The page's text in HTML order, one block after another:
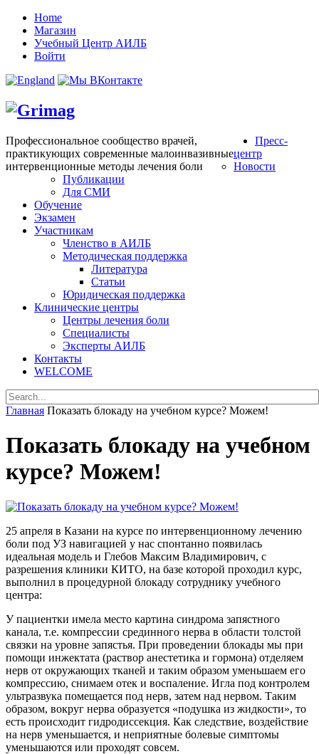
Home
Магазин
Учебный Центр АИЛБ
Войти
Профессиональное сообщество врачей,
практикующих современные малоинвазивные
интервенционные методы лечения боли
Пресс-
центр
Новости
Публикации
Для СМИ
Обучение
Экзамен
Участникам
Членство в АИЛБ
Методическая поддержка
Литература
Статьи
Юридическая поддержка
Клинические центры
Центры лечения боли
Специалисты
Эксперты АИЛБ
Контакты
WELCOME
Главная Показать блокаду на учебном курсе? Можем!
Показать блокаду на учебном
курсе? Можем!
25 апреля в Казани на курсе по интервенционному лечению
боли под УЗ навигацией у нас спонтанно появилась
идеальная модель и Глебов Максим Владимирович, с
разрешения клиники КИТО, на базе которой проходил курс,
выполнил в процедурной блокаду сотруднику учебного
центра:
У пациентки имела место картина синдрома запястного
канала, т.е. компрессии срединного нерва в области толстой
связки на уровне запястья. При проведении блокады мы при
помощи инжектата (раствор анестетика и гормона) отделяем
нерв от окружающих тканей и таким образом уменьшаем его
компрессию, снимаем отек и воспаление. Игла под контролем
ультразвука помещается под нерв, затем над нервом. Таким
образом, вокруг нерва образуется «подушка из жидкости», то
есть происходит гидродиссекция. Как следствие, воздействие
на нерв уменьшается, и неприятные болевые симптомы
уменьшаются или проходят совсем.